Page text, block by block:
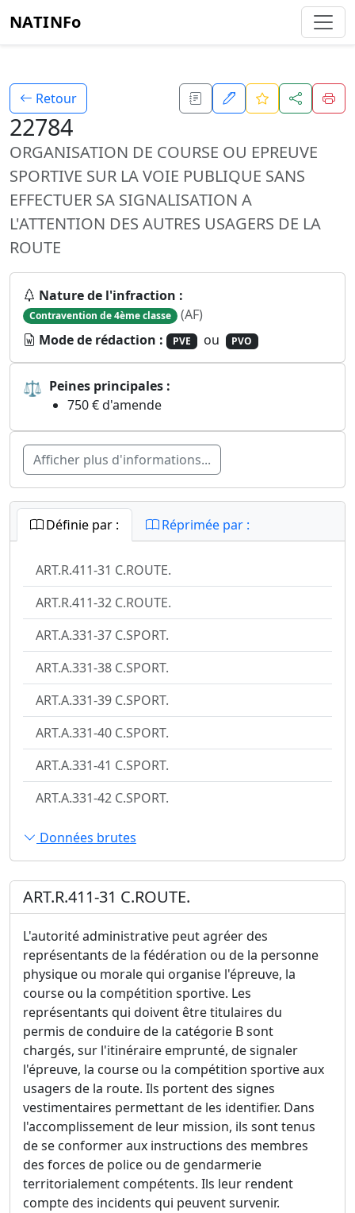
NATINFo
Retour
22784
ORGANISATION DE COURSE OU EPREUVE
SPORTIVE SUR LA VOIE PUBLIQUE SANS
EFFECTUER SA SIGNALISATION A
L'ATTENTION DES AUTRES USAGERS DE LA
ROUTE
Nature de l'infraction :
Contravention de 4ème classe (AF)
Mode de rédaction :
PVE ou PVO
⚖ Peines principales :
750 € d'amende
Afficher plus d'informations...
Définie par : Réprimée par :
ART.R.411-31 C.ROUTE.
ART.R.411-32 C.ROUTE.
ART.A.331-37 C.SPORT.
ART.A.331-38 C.SPORT.
ART.A.331-39 C.SPORT.
ART.A.331-40 C.SPORT.
ART.A.331-41 C.SPORT.
ART.A.331-42 C.SPORT.
Données brutes
ART.R.411-31 C.ROUTE.
L'autorité administrative peut agréer des
représentants de la fédération ou de la personne
physique ou morale qui organise l'épreuve, la
course ou la compétition sportive. Les
représentants qui doivent être titulaires du
permis de conduire de la catégorie B sont
chargés, sur l'itinéraire emprunté, de signaler
l'épreuve, la course ou la compétition sportive aux
usagers de la route. Ils portent des signes
vestimentaires permettant de les identifier. Dans
l'accomplissement de leur mission, ils sont tenus
de se conformer aux instructions des membres
des forces de police ou de gendarmerie
territorialement compétents. Ils leur rendent
compte des incidents qui peuvent survenir.